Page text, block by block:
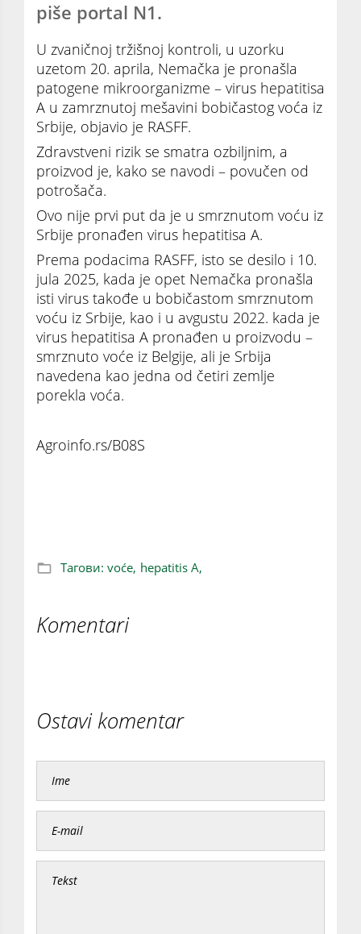
piše portal N1.
U zvaničnoj tržišnoj kontroli, u uzorku
uzetom 20. aprila, Nemačka je pronašla
patogene mikroorganizme – virus hepatitisa
A u zamrznutoj mešavini bobičastog voća iz
Srbije, objavio je RASFF.
Zdravstveni rizik se smatra ozbiljnim, a
proizvod je, kako se navodi – povučen od
potrošača.
Ovo nije prvi put da je u smrznutom voću iz
Srbije pronađen virus hepatitisa A.
Prema podacima RASFF, isto se desilo i 10.
jula 2025, kada je opet Nemačka pronašla
isti virus takođe u bobičastom smrznutom
voću iz Srbije, kao i u avgustu 2022. kada je
virus hepatitisa A pronađen u proizvodu –
smrznuto voće iz Belgije, ali je Srbija
navedena kao jedna od četiri zemlje
porekla voća.
Agroinfo.rs/B08S
Тагови: voće, hepatitis A,
Komentari
Ostavi komentar